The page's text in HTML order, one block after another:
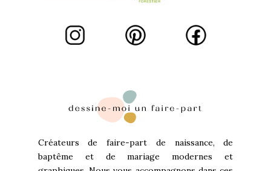
Créateurs de faire-part de naissance, de
baptême et de mariage modernes et